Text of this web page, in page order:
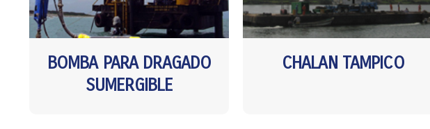
BOMBA PARA DRAGADO
SUMERGIBLE
CHALAN TAMPICO